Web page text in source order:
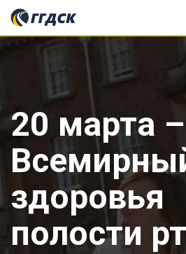
Skip
content
20 марта –
здоровья
полости